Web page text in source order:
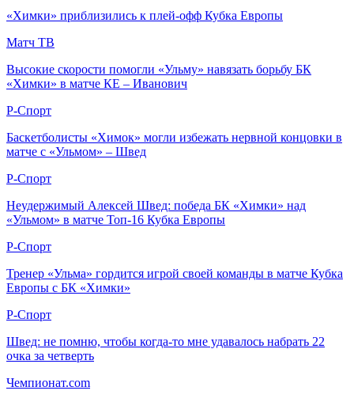
«Химки» приблизились к плей-офф Кубка Европы
Матч ТВ
Высокие скорости помогли «Ульму» навязать борьбу БК
«Химки» в матче КЕ – Иванович
Р-Спорт
Баскетболисты «Химок» могли избежать нервной концовки в
матче с «Ульмом» – Швед
Р-Спорт
Неудержимый Алексей Швед: победа БК «Химки» над
«Ульмом» в матче Топ-16 Кубка Европы
Р-Спорт
Тренер «Ульма» гордится игрой своей команды в матче Кубка
Европы с БК «Химки»
Р-Спорт
Швед: не помню, чтобы когда-то мне удавалось набрать 22
очка за четверть
Чемпионат.com